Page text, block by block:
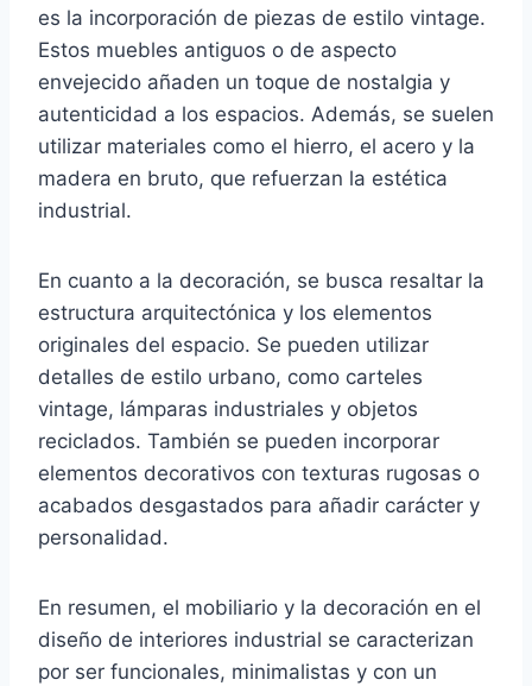
es la incorporación de piezas de estilo vintage.
Estos muebles antiguos o de aspecto
envejecido añaden un toque de nostalgia y
autenticidad a los espacios. Además, se suelen
utilizar materiales como el hierro, el acero y la
madera en bruto, que refuerzan la estética
industrial.
En cuanto a la decoración, se busca resaltar la
estructura arquitectónica y los elementos
originales del espacio. Se pueden utilizar
detalles de estilo urbano, como carteles
vintage, lámparas industriales y objetos
reciclados. También se pueden incorporar
elementos decorativos con texturas rugosas o
acabados desgastados para añadir carácter y
personalidad.
En resumen, el mobiliario y la decoración en el
diseño de interiores industrial se caracterizan
por ser funcionales, minimalistas y con un